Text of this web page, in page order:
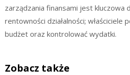
zarządzania finansami jest kluczowa
rentowności działalności; właściciele
budżet oraz kontrolować wydatki.
Zobacz także